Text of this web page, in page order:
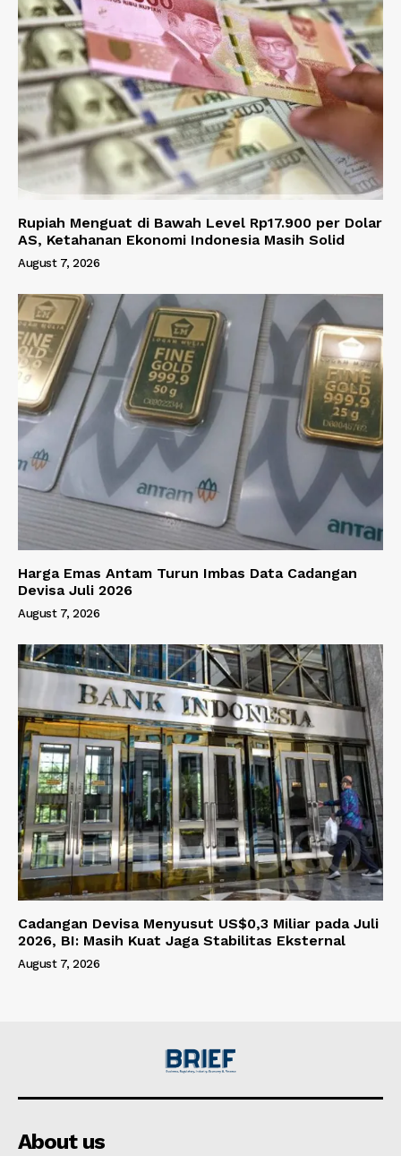
Rupiah Menguat di Bawah Level Rp17.900 per Dolar
AS, Ketahanan Ekonomi Indonesia Masih Solid
August 7, 2026
Harga Emas Antam Turun Imbas Data Cadangan
Devisa Juli 2026
August 7, 2026
Cadangan Devisa Menyusut US$0,3 Miliar pada Juli
2026, BI: Masih Kuat Jaga Stabilitas Eksternal
August 7, 2026
About us